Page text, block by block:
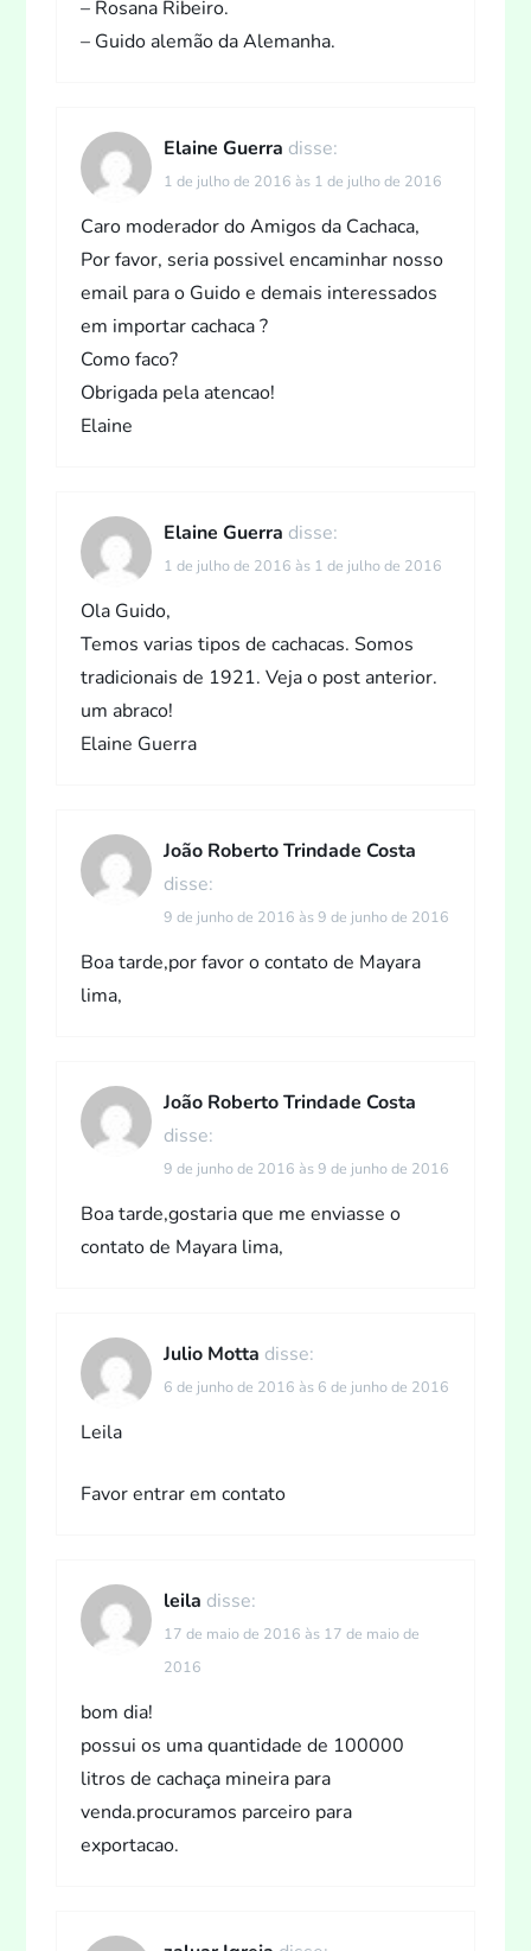
– Rosana Ribeiro.
– Guido alemão da Alemanha.
Elaine Guerra disse:
1 de julho de 2016 às 1 de julho de 2016
Caro moderador do Amigos da Cachaca,
Por favor, seria possivel encaminhar nosso
email para o Guido e demais interessados
em importar cachaca ?
Como faco?
Obrigada pela atencao!
Elaine
Elaine Guerra disse:
1 de julho de 2016 às 1 de julho de 2016
Ola Guido,
Temos varias tipos de cachacas. Somos
tradicionais de 1921. Veja o post anterior.
um abraco!
Elaine Guerra
João Roberto Trindade Costa
disse:
9 de junho de 2016 às 9 de junho de 2016
Boa tarde,por favor o contato de Mayara
lima,
João Roberto Trindade Costa
disse:
9 de junho de 2016 às 9 de junho de 2016
Boa tarde,gostaria que me enviasse o
contato de Mayara lima,
Julio Motta disse:
6 de junho de 2016 às 6 de junho de 2016
Leila
Favor entrar em contato
leila disse:
17 de maio de 2016 às 17 de maio de
2016
bom dia!
possui os uma quantidade de 100000
litros de cachaça mineira para
venda.procuramos parceiro para
exportacao.